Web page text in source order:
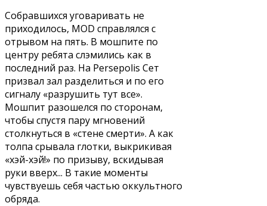
Собравшихся уговаривать не
приходилось, MOD справлялся с
отрывом на пять. В мошпите по
центру ребята слэмились как в
последний раз. На Persepolis Сет
призвал зал разделиться и по его
сигналу «разрушить тут все».
Мошпит разошелся по сторонам,
чтобы спустя пару мгновений
столкнуться в «стене смерти». А как
толпа срывала глотки, выкрикивая
«хэй-хэй!» по призыву, вскидывая
руки вверх... В такие моменты
чувствуешь себя частью оккультного
обряда.